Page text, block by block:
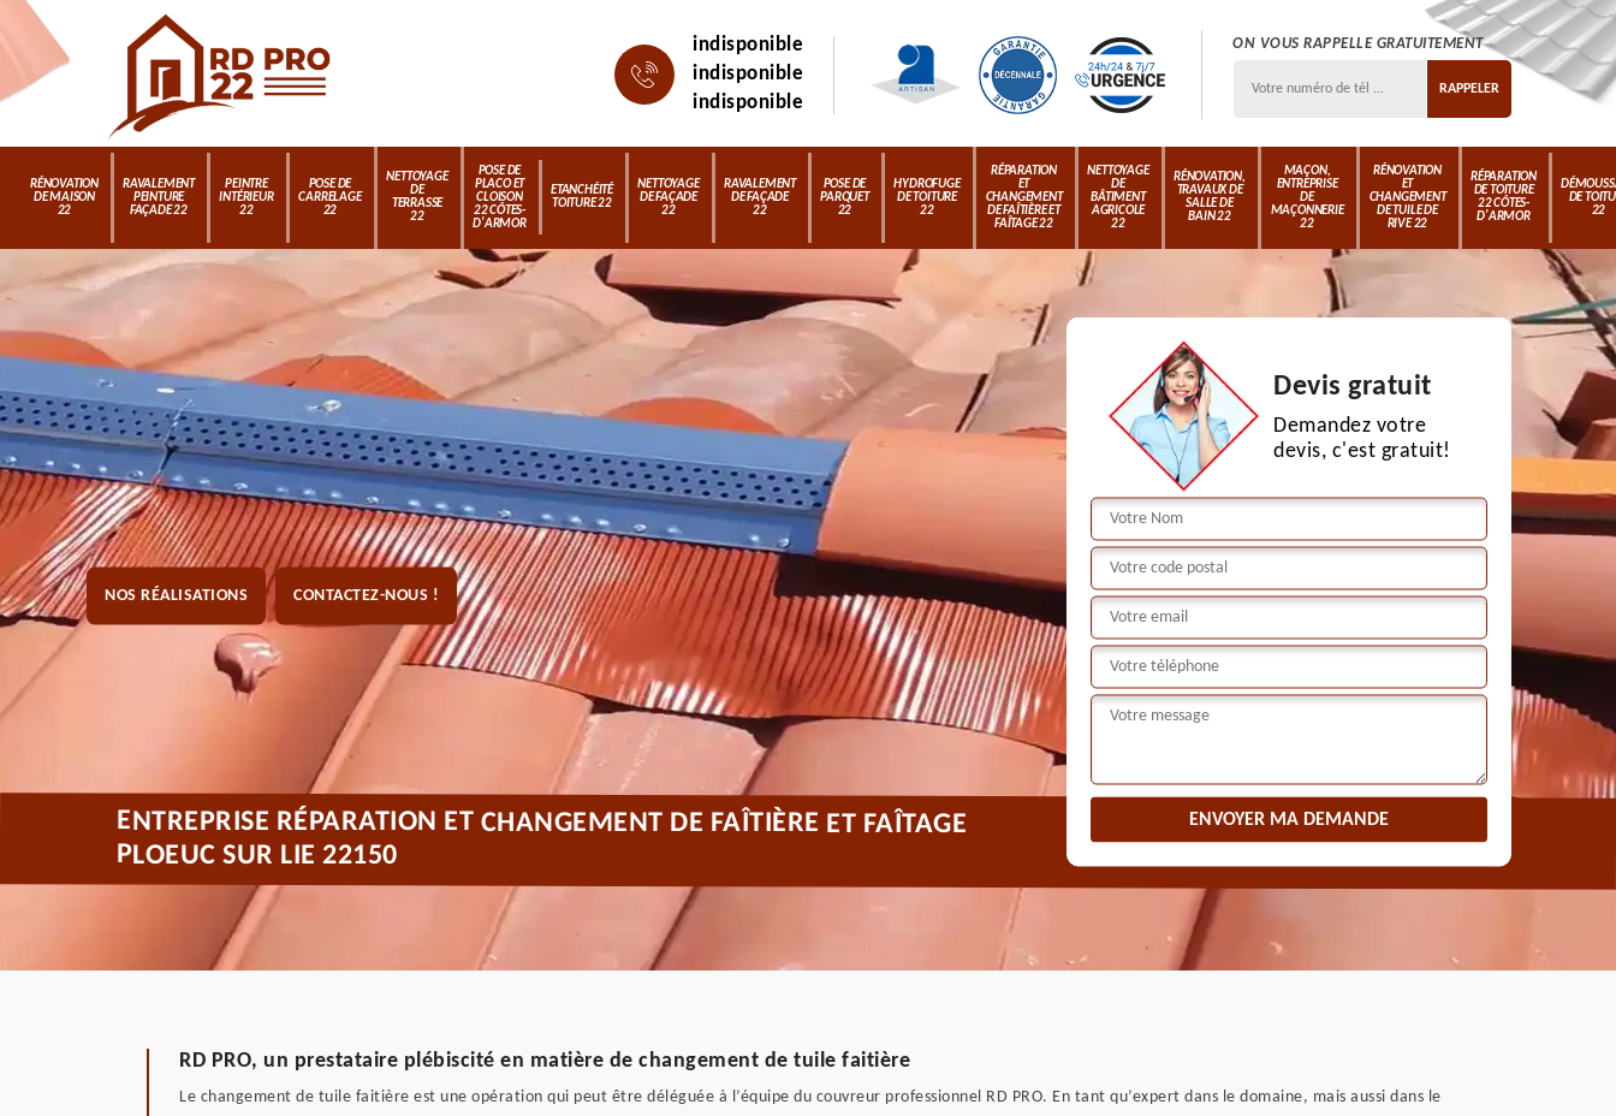
indisponible
indisponible
indisponible
ON VOUS RAPPELLE GRATUITEMENT
RÉNOVATION
DE MAISON
22
RAVALEMENT
PEINTURE
FAÇADE 22
PEINTRE
INTÉRIEUR
22
POSE DE
CARRELAGE
22
NETTOYAGE
DE
TERRASSE
22
POSE DE
PLACO ET
CLOISON
22 CÔTES-
D'ARMOR
ETANCHÉITÉ
TOITURE 22
NETTOYAGE
DE FAÇADE
22
RAVALEMENT
DE FAÇADE
22
POSE DE
PARQUET
22
HYDROFUGE
DE TOITURE
22
RÉPARATION
ET
CHANGEMENT
DE FAÎTIÈRE ET
FAÎTAGE 22
NETTOYAGE
DE
BÂTIMENT
AGRICOLE
22
RÉNOVATION,
TRAVAUX DE
SALLE DE
BAIN 22
MAÇON,
ENTREPRISE
DE
MAÇONNERIE
22
RÉNOVATION
ET
CHANGEMENT
DE TUILE DE
RIVE 22
RÉPARATION
DE TOITURE
22 CÔTES-
D'ARMOR
DE
22
NOS RÉALISATIONS CONTACTEZ-NOUS !
Devis gratuit
Demandez votre
devis, c'est gratuit!
ENTREPRISE RÉPARATION ET CHANGEMENT DE FAÎTIÈRE ET FAÎTAGE
PLOEUC SUR LIE 22150
RD PRO, un prestataire plébiscité en matière de changement de tuile faitière
Le changement de tuile faitière est une opération qui peut être déléguée à l’équipe du couvreur professionnel RD PRO. En tant qu’expert dans le domaine, mais aussi dans le